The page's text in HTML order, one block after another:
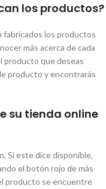
los productos?
fabricados los productos
más acerca de cada
producto que deseas
producto y encontrarás
su tienda online
Si este dice disponible,
el botón rojo de más
producto se encuentre